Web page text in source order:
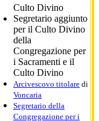
Culto Divino
Segretario aggiunto
per il Culto Divino
della
Congregazione per
i Sacramenti e il
Culto Divino
Arcivescovo titolare di
Voncaria
Segretario della
Congregazione per i